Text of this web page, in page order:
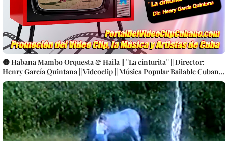
🟡 Habana Mambo Orquesta & Haila || ¨La cinturita¨ || Director:
Henry García Quintana || Videoclip || Música Popular Bailable Cubana
|| Son - Salsa - Timba || CUBA